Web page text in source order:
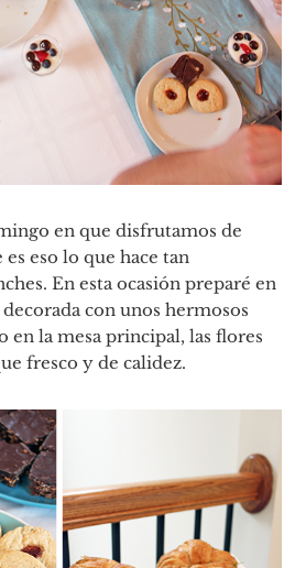
en que disfrutamos de
eso lo que hace tan
En esta ocasión preparé en
con unos hermosos
en la mesa principal, las flores
fresco y de calidez.